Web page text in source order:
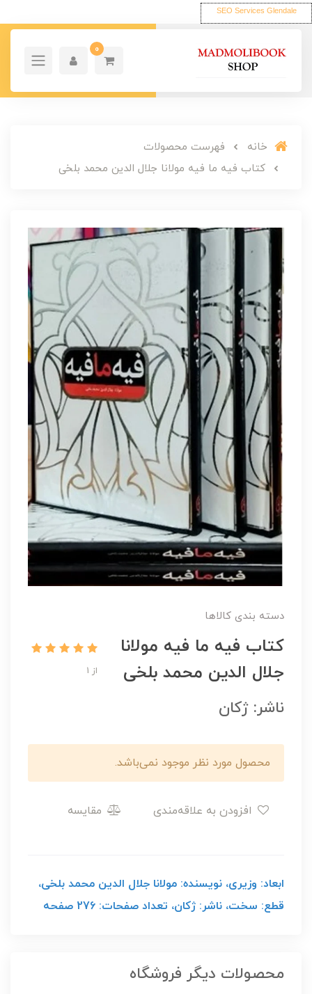
SEO Services Glendale
0
خانه
فهرست محصولات
کتاب فیه ما فیه مولانا جلال الدین محمد بلخی
دسته بندی کالاها
کتاب فیه ما فیه مولانا
جلال الدین محمد بلخی
از 1
ناشر: ژکان
محصول مورد نظر موجود نمی‌باشد.
مقایسه
ابعاد: وزیری، نویسنده: مولانا جلال الدین محمد بلخی،
قطع: سخت، ناشر: ژکان، تعداد صفحات: 276 صفحه
محصولات دیگر فروشگاه